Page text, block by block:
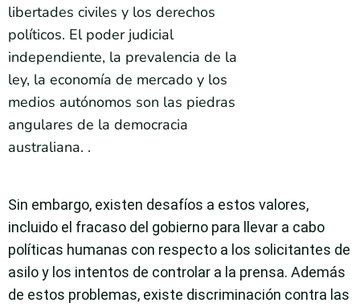
libertades civiles y los derechos
políticos. El poder judicial
independiente, la prevalencia de la
ley, la economía de mercado y los
medios autónomos son las piedras
angulares de la democracia
australiana. .
Sin embargo, existen desafíos a estos valores,
incluido el fracaso del gobierno para llevar a cabo
políticas humanas con respecto a los solicitantes de
asilo y los intentos de controlar a la prensa. Además
de estos problemas, existe discriminación contra las